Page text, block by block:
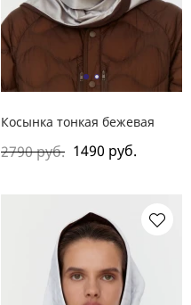
Косынка тонкая бежевая
2790 руб. 1490 руб.